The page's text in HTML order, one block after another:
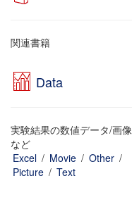
関連書籍
Data
実験結果の数値データ/画
など
Excel / Movie / Other /
Picture / Text